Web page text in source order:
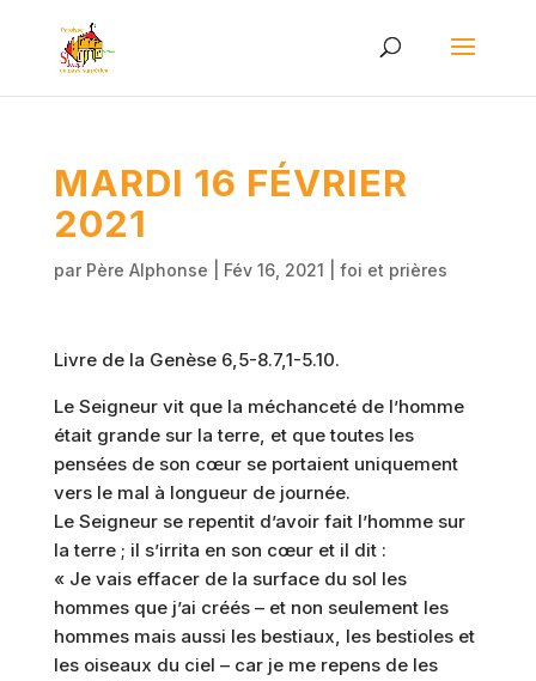
MARDI 16 FÉVRIER
2021
par Père Alphonse Fév 16, 2021 foi et prières
Livre de la Genèse 6,5-8.7,1-5.10.
Le Seigneur vit que la méchanceté de l’homme
était grande sur la terre, et que toutes les
pensées de son cœur se portaient uniquement
vers le mal à longueur de journée.
Le Seigneur se repentit d’avoir fait l’homme sur
la terre ; il s’irrita en son cœur et il dit :
« Je vais effacer de la surface du sol les
hommes que j’ai créés – et non seulement les
hommes mais aussi les bestiaux, les bestioles et
les oiseaux du ciel – car je me repens de les